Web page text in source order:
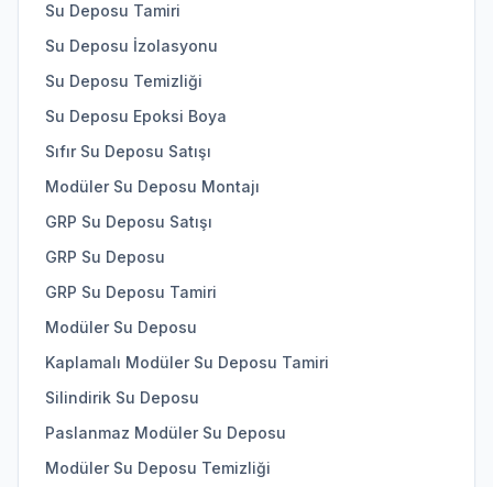
Su Deposu Tamiri
Su Deposu İzolasyonu
Su Deposu Temizliği
Su Deposu Epoksi Boya
Sıfır Su Deposu Satışı
Modüler Su Deposu Montajı
GRP Su Deposu Satışı
GRP Su Deposu
GRP Su Deposu Tamiri
Modüler Su Deposu
Kaplamalı Modüler Su Deposu Tamiri
Silindirik Su Deposu
Paslanmaz Modüler Su Deposu
Modüler Su Deposu Temizliği